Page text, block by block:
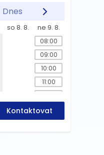
Dnes
so 8. 8. ne 9. 8.
08:00
09:00
10:00
11:00
13:00
14:00
Kontaktovat